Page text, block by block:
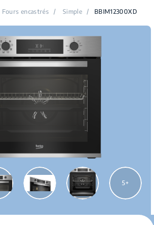
Fours encastrés / Simple / BBIM12300XD
5